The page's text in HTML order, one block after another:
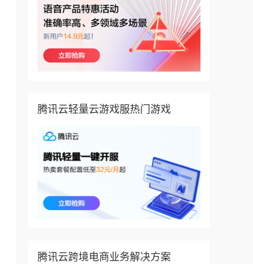
腾讯云轻量云游戏服热门游戏
腾讯云跨境电商业务解决方案